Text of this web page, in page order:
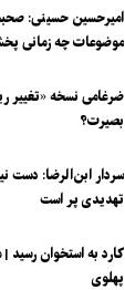
امیرحسین حسینی:
موضوعات چه زمانی
ضرغامی نسخه «تغییر
بصیرت؟
سردار ابن‌الرضا: دست
تهدیدی پر است
کارد به استخوان رسید
پهلوی